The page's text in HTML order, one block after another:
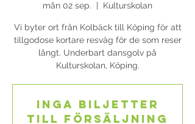
mån 02 sep. Kulturskolan
Vi byter ort från Kolbäck till Köping för att
tillgodose kortare resväg för de som reser
långt. Underbart dansgolv på
Kulturskolan, Köping.
Inga biljetter
till försäljning